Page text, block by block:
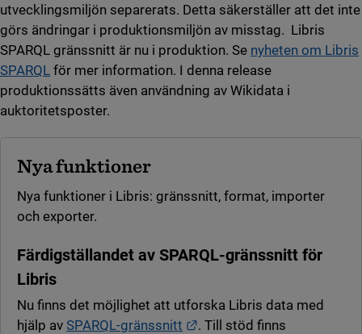
utvecklingsmiljön separerats. Detta säkerställer att det inte
görs ändringar i produktionsmiljön av misstag. Libris
SPARQL gränssnitt är nu i produktion. Se nyheten om Libris
SPARQL för mer information. I denna release
produktionssätts även användning av Wikidata i
auktoritetsposter.
Nya funktioner
Nya funktioner i Libris: gränssnitt, format, importer
och exporter.
Färdigställandet av SPARQL-gränssnitt för
Libris
Nu finns det möjlighet att utforska Libris data med
hjälp av SPARQL-gränssnitt Länk till annan webbplats.
. Till stöd finns